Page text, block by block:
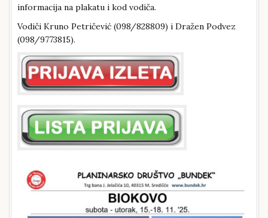
informacija na plakatu i kod vodiča.
Vodiči Kruno Petričević (098/828809) i Dražen Podvez
(098/9773815).